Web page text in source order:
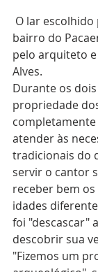
bairro do
pelo arquiteto
Alves.
Durante os
propriedade
atender às
tradicionais do
servir o cantor
receber bem
idades
foi "descascar"
descobrir sua
"Fizemos um